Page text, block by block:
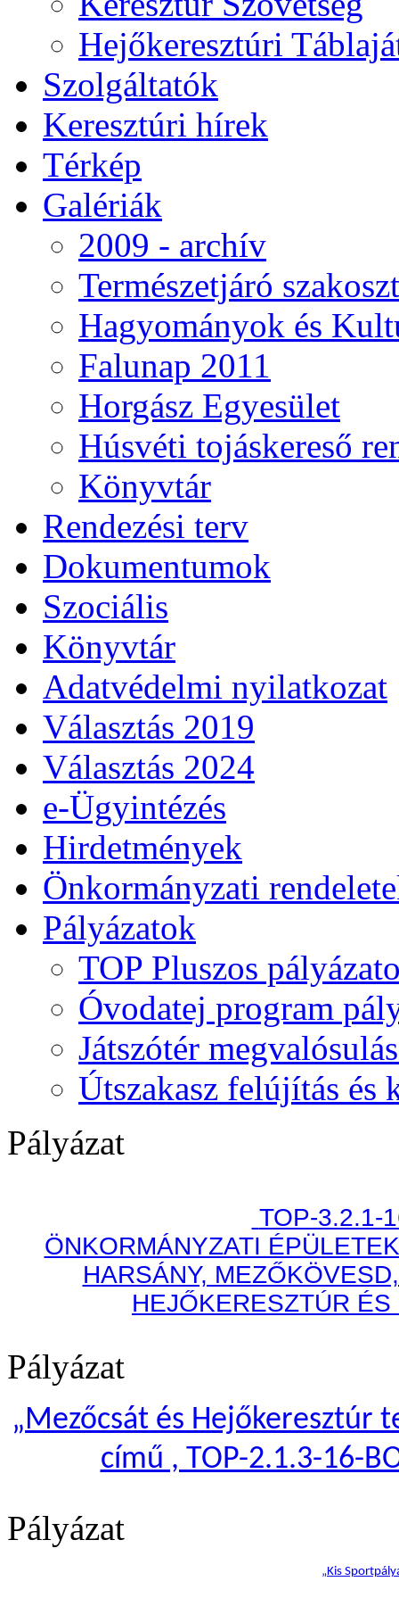
Hejőkeresztúri
Szolgáltatók
Keresztúri hírek
Térkép
Galériák
2009 - archív
Természetjáró
Hagyományok és
Falunap 2011
Horgász Egyesület
Húsvéti tojáskereső
Könyvtár
Rendezési terv
Dokumentumok
Szociális
Könyvtár
Adatvédelmi nyilatkozat
Választás 2019
Választás 2024
e-Ügyintézés
Hirdetmények
Önkormányzati
Pályázatok
TOP Pluszos
Óvodatej program
Játszótér
Útszakasz felújítás és
Pályázat
TOP-3.2.1-
ÖNKORMÁNYZATI
HARSÁNY,
HEJŐKERESZTÚR
Pályázat
„Mezőcsát és Hejőkeresztúr
című , TOP-2.1.3-16-
Pályázat
„Kis